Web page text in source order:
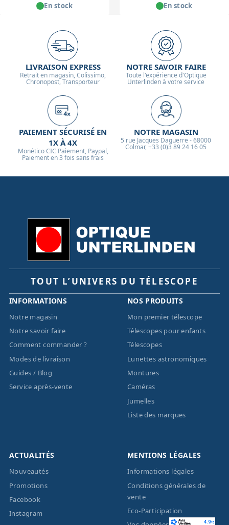
En stock En stock
LIVRAISON EXPRESS
Retrait en magasin, Colissimo,
Chronopost, Transporteur
NOTRE SAVOIR FAIRE
Toute l'expérience d'Optique
Unterlinden à votre service
PAIEMENT SÉCURISÉ EN
1X À 4X
Monético CIC Paiement, Paypal,
Paiement en 3 fois sans frais
NOTRE MAGASIN
5 rue Jacques Daguerre - 68000
Colmar, +33 (0)3 89 24 16 05
TOUT L’UNIVERS DU TÉLESCOPE
INFORMATIONS
Notre magasin
Notre savoir faire
Comment commander ?
Modes de livraison
Guides / Blog
Service après-vente
NOS PRODUITS
Mon premier télescope
Télescopes pour enfants
Télescopes
Lunettes astronomiques
Montures
Caméras
Jumelles
Liste des marques
ACTUALITÉS
Nouveautés
Promotions
Facebook
Instagram
MENTIONS LÉGALES
Informations légales
Conditions générales de
vente
Eco-Participation